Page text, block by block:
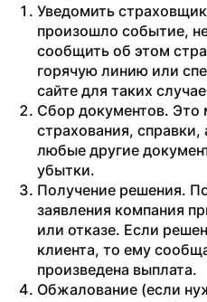
Уведомить
произошло событие,
сообщить об этом
горячую линию или
сайте для таких
Сбор документов. Это
страхования,
любые другие
убытки.
Получение решения.
заявления компания
или отказе. Если
клиента, то ему
произведена выплата.
Обжалование (если